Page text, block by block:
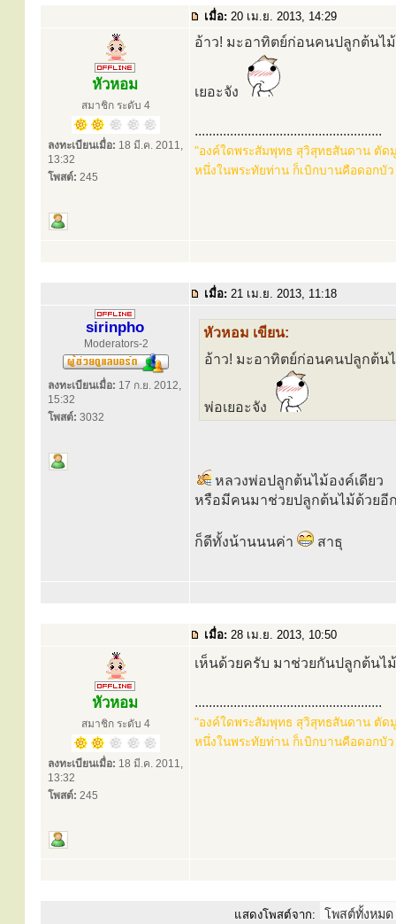
เมื่อ: 20 เม.ย. 2013, 14:29
หัวหอม
สมาชิก ระดับ 4
ลงทะเบียนเมื่อ: 18 มี.ค. 2011,
13:32
โพสต์: 245
อ้าว! มะอาทิตย์ก่อนคนปลูกต้นไ
เยอะจัง
.....................................................
"องค์ใดพระสัมพุทธ สุวิสุทธสันดาน ตัด
หนึ่งในพระทัยท่าน ก็เบิกบานคือดอกบั
เมื่อ: 21 เม.ย. 2013, 11:18
sirinpho
Moderators-2
ลงทะเบียนเมื่อ: 17 ก.ย. 2012,
15:32
โพสต์: 3032
หัวหอม เขียน:
อ้าว! มะอาทิตย์ก่อนคนปลูกต้น
พ่อเยอะจัง
หลวงพ่อปลูกต้นไม้องค์เดียว
หรือมีคนมาช่วยปลูกต้นไม้ด้วยอี
ก็ดีทั้งน้านนนค่า สาธุ
เมื่อ: 28 เม.ย. 2013, 10:50
หัวหอม
สมาชิก ระดับ 4
ลงทะเบียนเมื่อ: 18 มี.ค. 2011,
13:32
โพสต์: 245
เห็นด้วยครับ มาช่วยกันปลูกต้นไม้
.....................................................
"องค์ใดพระสัมพุทธ สุวิสุทธสันดาน ตัด
หนึ่งในพระทัยท่าน ก็เบิกบานคือดอกบั
แสดงโพสต์จาก: